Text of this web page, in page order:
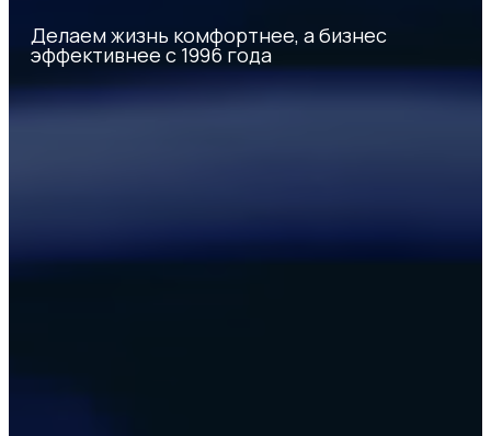
Делаем жизнь комфортнее, а бизнес
эффективнее с 1996 года